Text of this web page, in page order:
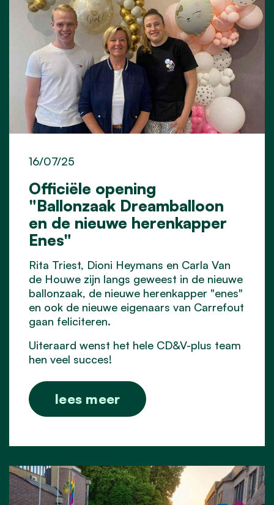
Officiële opening
"Ballonzaak Dreamballoon
en de nieuwe herenkapper
Enes"
16/07/25
Rita Triest, Dioni Heymans en Carla Van
de Houwe zijn langs geweest in de nieuwe
ballonzaak, de nieuwe herenkapper "enes"
en ook de nieuwe eigenaars van Carrefout
gaan feliciteren.
Uiteraard wenst het hele CD&V-plus team
hen veel succes!
lees meer